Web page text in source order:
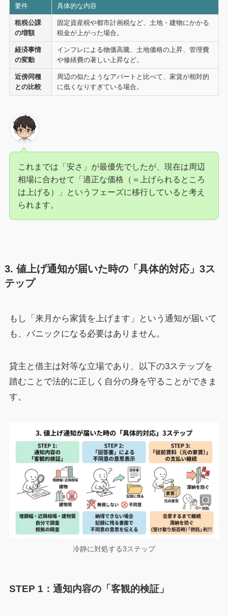
要件 具体的な内容
租税公課
の増額
固定資産税や都市計画税など、土地・建物にかかる
税金が上がった場合。
経済事情
の変動
インフレによる物価高騰、土地価格の上昇、管理費
や修繕費の著しい上昇など。
近傍同種
との比較
周辺の似たようなアパートと比べて、家賃が相対的
に低くなりすぎている場合。
これまでは「安さ」が最優先でしたが、現在は周辺
相場に合わせて「適正な価格（＝上げられるところ
は上げる）」というフェーズに移行していると考え
られます。
3. 値上げ通知が届いた時の「具体的対応」3ス
テップ
もし「来月から家賃を上げます」という通知が届いて
も、パニックになる必要はありません。
貸主と借主は対等な立場であり、以下の3ステップを
踏むことで法的に正しく自分の身を守ることができま
す。
冷静に対処する3ステップ
STEP 1：通知内容の「客観的検証」